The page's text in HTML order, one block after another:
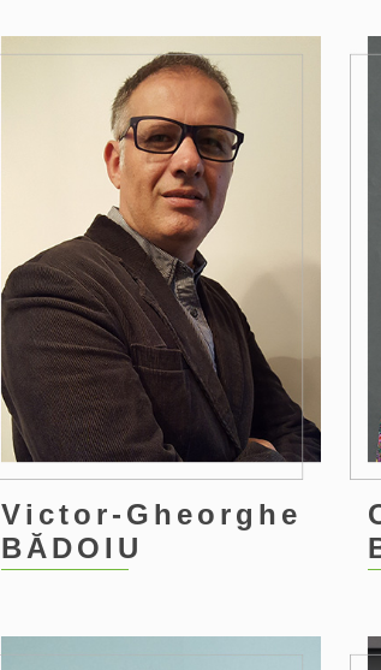
Victor-Gheorghe
BĂDOIU